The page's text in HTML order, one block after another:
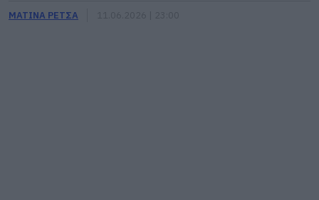
ΜΑΤΙΝΑ ΡΕΤΣΑ